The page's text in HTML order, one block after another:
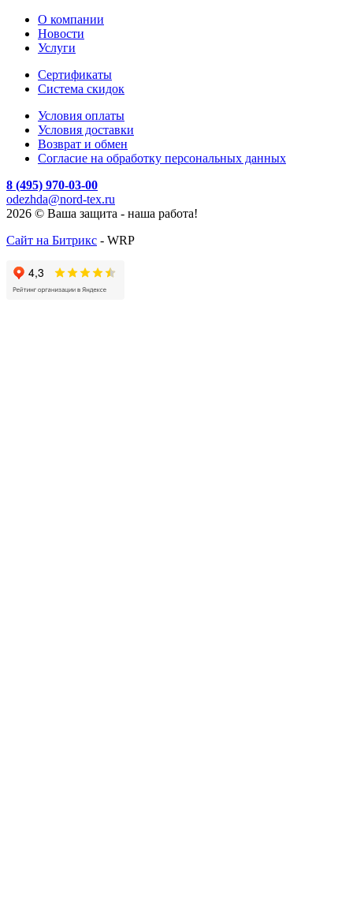
О компании
Новости
Услуги
Cертификаты
Система скидок
Условия оплаты
Условия доставки
Возврат и обмен
Согласие на обработку персональных данных
8 (495) 970-03-00
odezhda@nord-tex.ru
2026 © Ваша защита - наша работа!
Сайт на Битрикс - WRP